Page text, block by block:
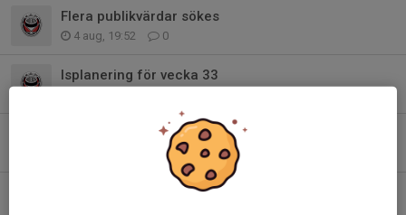
Flera publikvärdar sökes
4 aug, 19:52 0
Isplanering för vecka 33
Issäsongen närmar sig..
4
Upptakts 5050 - var med du också!